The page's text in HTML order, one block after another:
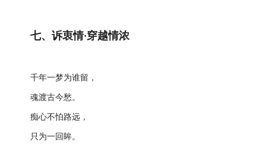
七、诉衷情·穿越情浓
千年一梦为谁留，
魂渡古今愁。
痴心不怕路远，
只为一回眸。